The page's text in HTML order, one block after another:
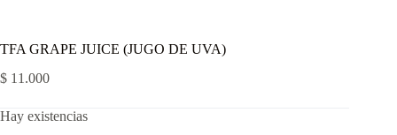
TFA GRAPE JUICE (JUGO DE UVA)
$ 11.000
Hay existencias